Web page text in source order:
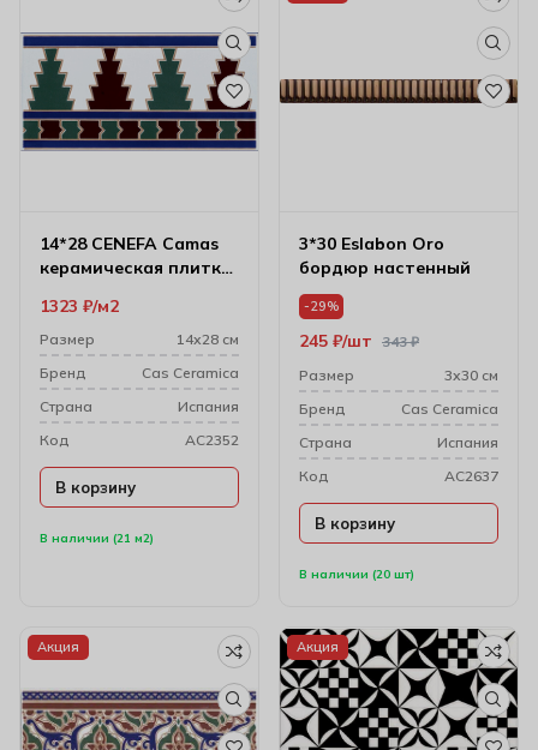
14*28 CENEFA Camas
керамическая плитка
В наличии (21 м2)
1323 ₽ м2
Размер
14х28 см
Бренд
Cas Ceramica
Cтрана
Испания
Код
AC2352
В корзину
3*30 Eslabon Oro
бордюр настенный
В наличии (20 шт)
-29%
343₽
245 ₽ шт
Размер
3х30 см
Бренд
Cas Ceramica
Cтрана
Испания
Код
AC2637
В корзину
Акция Акция